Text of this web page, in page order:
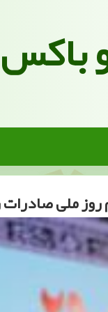
باکس
ملی صادرات